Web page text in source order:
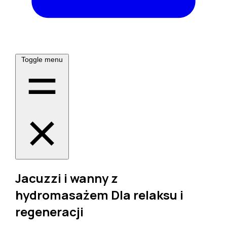
Toggle menu
Jacuzzi i wanny z
hydromasażem Dla relaksu i
regeneracji